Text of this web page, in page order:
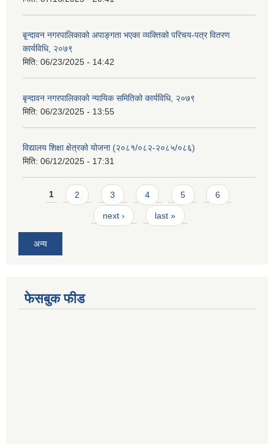
बृ्न्दावन नगरपालिकाको अपाङ्गता भएका व्यक्तिको परिचय-पत्र वितरण
कार्यविधि, २०७९
मिति: 06/23/2025 - 14:42
बृन्दावन नगरपालिकाको न्यायिक समितिको कार्यविधि, २०७९
मिति: 06/23/2025 - 13:55
विद्यालय शिक्षा क्षेत्रको योजना (२०८१/०८२-२०८५/०८६)
मिति: 06/12/2025 - 17:31
Pages
1 2 3 4 5 6
next › last »
अन्य
फेसबुक फीड